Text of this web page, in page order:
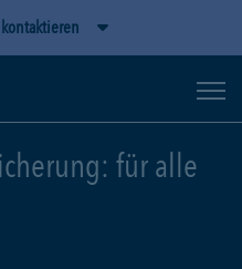
kontaktieren
für alle